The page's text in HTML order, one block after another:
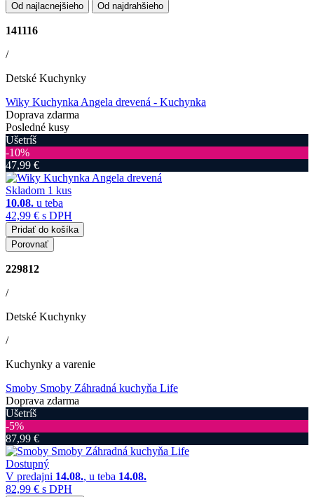
Od najlacnejšieho
Od najdrahšieho
141116
/
Detské Kuchynky
Wiky Kuchynka Angela drevená - Kuchynka
Doprava zdarma
Posledné kusy
Ušetríš
‐10%
47,99 €
Skladom 1 kus
10.08. u teba
42,99 € s DPH
Pridať do košíka
Porovnať
229812
/
Detské Kuchynky
/
Kuchynky a varenie
Smoby Smoby Záhradná kuchyňa Life
Doprava zdarma
Ušetríš
‐5%
87,99 €
Dostupný
V predajni 14.08., u teba 14.08.
82,99 € s DPH